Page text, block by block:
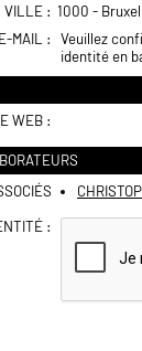
VILLE : 1000 -
E-MAIL :
Veuillez
identité en
WEB :
: